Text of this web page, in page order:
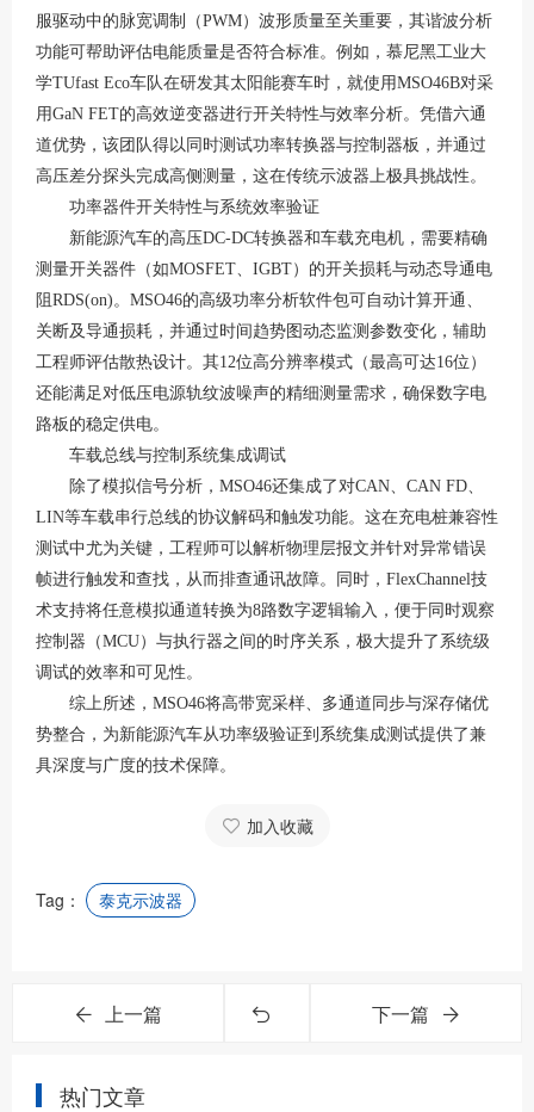
服驱动中的脉宽调制（PWM）波形质量至关重要，其谐波分析
功能可帮助评估电能质量是否符合标准。例如，慕尼黑工业大
学TUfast Eco车队在研发其太阳能赛车时，就使用MSO46B对采
用GaN FET的高效逆变器进行开关特性与效率分析。凭借六通
道优势，该团队得以同时测试功率转换器与控制器板，并通过
高压差分探头完成高侧测量，这在传统示波器上极具挑战性。
功率器件开关特性与系统效率验证
新能源汽车的高压DC-DC转换器和车载充电机，需要精确
测量开关器件（如MOSFET、IGBT）的开关损耗与动态导通电
阻RDS(on)。MSO46的高级功率分析软件包可自动计算开通、
关断及导通损耗，并通过时间趋势图动态监测参数变化，辅助
工程师评估散热设计。其12位高分辨率模式（最高可达16位）
还能满足对低压电源轨纹波噪声的精细测量需求，确保数字电
路板的稳定供电。
车载总线与控制系统集成调试
除了模拟信号分析， MSO46还集成了对CAN、CAN FD、
LIN等车载串行总线的协议解码和触发功能。这在充电桩兼容性
测试中尤为关键，工程师可以解析物理层报文并针对异常错误
帧进行触发和查找，从而排查通讯故障。同时， FlexChannel技
术支持将任意模拟通道转换为8路数字逻辑输入，便于同时观察
控制器（MCU）与执行器之间的时序关系，极大提升了系统级
调试的效率和可见性。
综上所述， MSO46将高带宽采样、多通道同步与深存储优
势整合，为新能源汽车从功率级验证到系统集成测试提供了兼
具深度与广度的技术保障。
加入收藏
Tag： 泰克示波器
上一篇 下一篇
热门文章